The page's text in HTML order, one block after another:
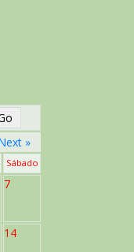
»
Sábado
7
14